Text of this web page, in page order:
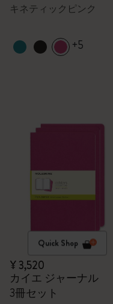
キネティックピンク
+5
Quick Shop
¥ 3,520
カイエ ジャーナル
3冊セット